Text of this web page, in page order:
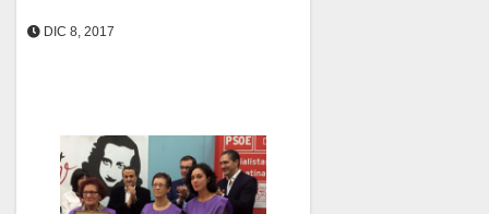
DIC 8, 2017